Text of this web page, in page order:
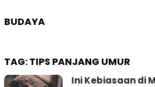
BUDAYA
TAG:TIPS PANJANG UMUR
Ini Kebiasaan di